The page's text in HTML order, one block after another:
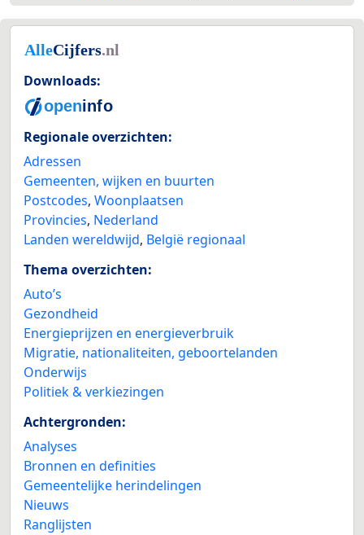
Downloads:
Regionale overzichten:
Adressen
Gemeenten, wijken en buurten
Postcodes, Woonplaatsen
Provincies, Nederland
Landen wereldwijd, België regionaal
Thema overzichten:
Auto’s
Gezondheid
Energieprijzen en energieverbruik
Migratie, nationaliteiten, geboortelanden
Onderwijs
Politiek & verkiezingen
Achtergronden:
Analyses
Bronnen en definities
Gemeentelijke herindelingen
Nieuws
Ranglijsten